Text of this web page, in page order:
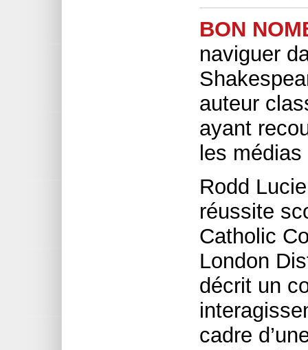
BON
naviguer
auteur
ayant
les
Rodd
réussite
Catholic
London
décrit un
cadre